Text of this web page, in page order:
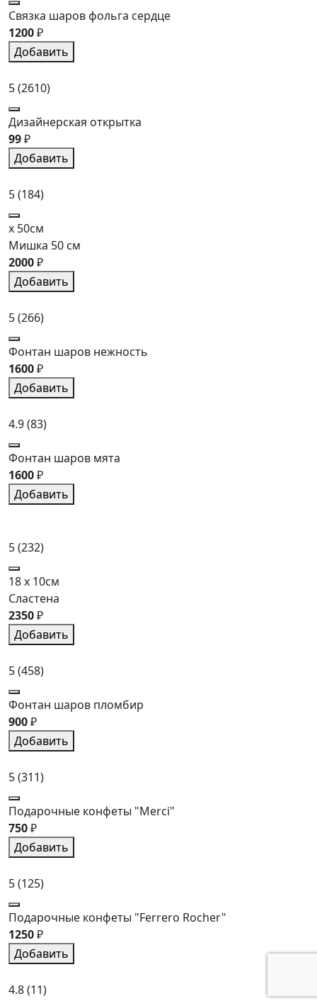
Связка шаров фольга сердце
1200₽
Добавить
5(2610)
Дизайнерская открытка
99₽
Добавить
5(184)
x 50см
Мишка 50 см
2000₽
Добавить
5(266)
Фонтан шаров нежность
1600₽
Добавить
4.9(83)
Фонтан шаров мята
1600₽
Добавить
5(232)
18 x 10см
Сластена
2350₽
Добавить
5(458)
Фонтан шаров пломбир
900₽
Добавить
5(311)
Подарочные конфеты "Merci"
750₽
Добавить
5(125)
Подарочные конфеты "Ferrero Rocher"
1250₽
Добавить
4.8(11)